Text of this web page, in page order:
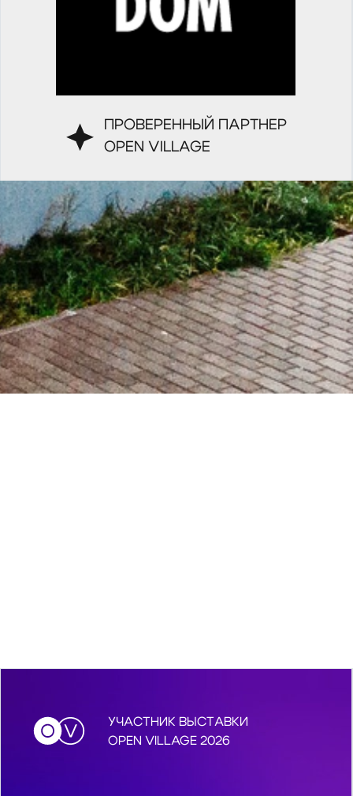
ПРОВЕРЕННЫЙ ПАРТНЕР
OPEN VILLAGE
УЧАСТНИК ВЫСТАВКИ
OPEN VILLAGE 2026